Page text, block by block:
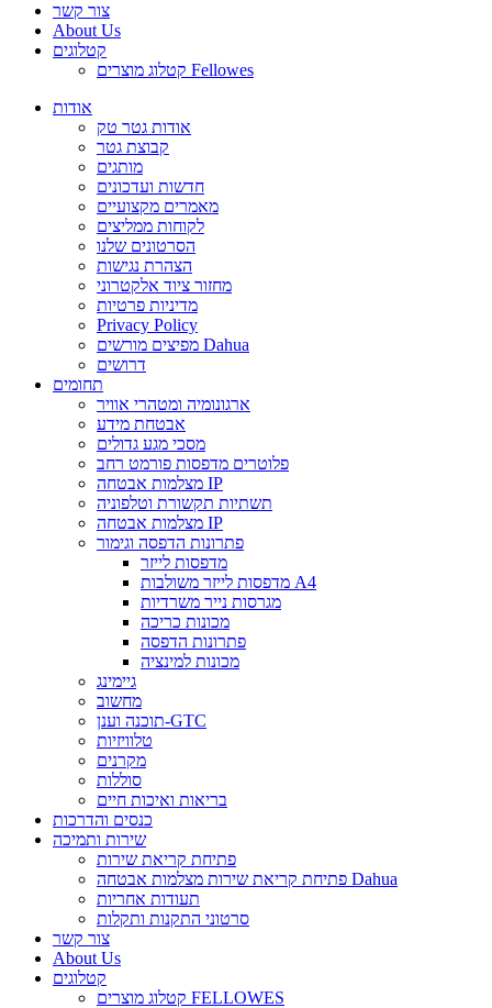
צור קשר
About Us
קטלוגים
קטלוג מוצרים Fellowes
אודות
אודות גטר טק
קבוצת גטר
מותגים
חדשות ועדכונים
מאמרים מקצועיים
לקוחות ממליצים
הסרטונים שלנו
הצהרת נגישות
מחזור ציוד אלקטרוני
מדיניות פרטיות
Privacy Policy
מפיצים מורשים Dahua
דרושים
תחומים
ארגונומיה ומטהרי אוויר
אבטחת מידע
מסכי מגע גדולים
פלוטרים מדפסות פורמט רחב
מצלמות אבטחה IP
תשתיות תקשורת וטלפוניה
מצלמות אבטחה IP
פתרונות הדפסה וגימור
מדפסות לייזר
מדפסות לייזר משולבות A4
מגרסות נייר משרדיות
מכונות כריכה
פתרונות הדפסה
מכונות למינציה
גיימינג
מחשוב
תוכנה וענן-GTC
טלוויזיות
מקרנים
סוללות
בריאות ואיכות חיים
כנסים והדרכות
שירות ותמיכה
פתיחת קריאת שירות
פתיחת קריאת שירות מצלמות אבטחה Dahua
תעודות אחריות
סרטוני התקנות ותקלות
צור קשר
About Us
קטלוגים
קטלוג מוצרים FELLOWES